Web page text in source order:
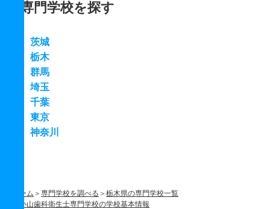
専門学校を探す
茨城
栃木
群馬
埼玉
千葉
東京
神奈川
ホーム 専門学校を調べる
栃木県の専門学校一覧
小山歯科衛生士専門学校の学校基本情報